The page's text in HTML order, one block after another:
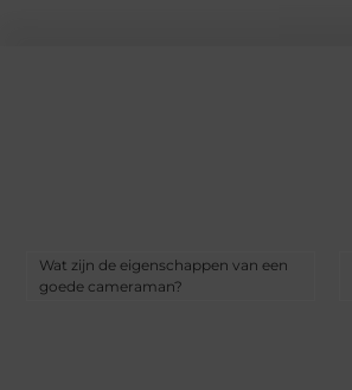
Wat zijn de eigenschappen van een
goede cameraman?